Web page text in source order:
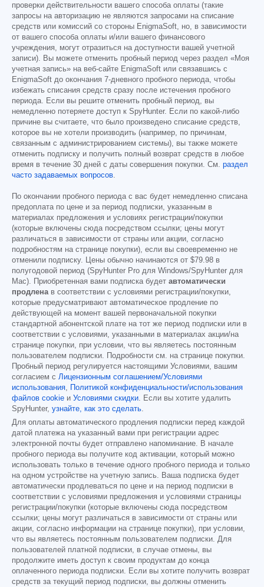
проверки действительности вашего способа оплаты (такие
запросы на авторизацию не являются запросами на списание
средств или комиссий со стороны EnigmaSoft, но, в зависимости
от вашего способа оплаты и/или вашего финансового
учреждения, могут отразиться на доступности вашей учетной
записи). Вы можете отменить пробный период через раздел «Моя
учетная запись» на веб-сайте EnigmaSoft или связавшись с
EnigmaSoft до окончания 7-дневного пробного периода, чтобы
избежать списания средств сразу после истечения пробного
периода. Если вы решите отменить пробный период, вы
немедленно потеряете доступ к SpyHunter. Если по какой-либо
причине вы считаете, что было произведено списание средств,
которое вы не хотели производить (например, по причинам,
связанным с администрированием системы), вы также можете
отменить подписку и получить полный возврат средств в любое
время в течение 30 дней с даты совершения покупки. См. раздел
часто задаваемых вопросов
По окончании пробного периода с вас будет немедленно списана
предоплата по цене и за период подписки, указанным в
материалах предложения и условиях регистрации/покупки
(которые включены сюда посредством ссылки; цены могут
различаться в зависимости от страны или акции, согласно
подробностям на странице покупки), если вы своевременно не
отменили подписку. Цены обычно начинаются от $79.98 в
полугодовой период (SpyHunter Pro для Windows/SpyHunter для
Mac). Приобретенная вами подписка будет автоматически
продлена в соответствии с условиями регистрации/покупки,
которые предусматривают автоматическое продление по
действующей на момент вашей первоначальной покупки
стандартной абонентской плате на тот же период подписки или в
соответствии с условиями, указанными в материалах акции/на
странице покупки, при условии, что вы являетесь постоянным
пользователем подписки. Подробности см. на странице покупки.
Пробный период регулируется настоящими Условиями, вашим
согласием с Лицензионным соглашением/Условиями
использования
Политикой конфиденциальности/использования
файлов cookie и Условиями скидки . Если вы хотите удалить
SpyHunter, узнайте, как это сделать
Для оплаты автоматического продления подписки перед каждой
датой платежа на указанный вами при регистрации адрес
электронной почты будет отправлено напоминание. В начале
пробного периода вы получите код активации, который можно
использовать только в течение одного пробного периода и только
на одном устройстве на учетную запись. Ваша подписка будет
автоматически продлеваться по цене и на период подписки в
соответствии с условиями предложения и условиями страницы
регистрации/покупки (которые включены сюда посредством
ссылки; цены могут различаться в зависимости от страны или
акции, согласно информации на странице покупки), при условии,
что вы являетесь постоянным пользователем подписки. Для
пользователей платной подписки, в случае отмены, вы
продолжите иметь доступ к своим продуктам до конца
оплаченного периода подписки. Если вы хотите получить возврат
средств за текущий период подписки, вы должны отменить